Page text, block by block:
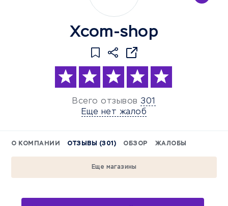
Xcom-shop
Всего отзывов 301
Еще нет жалоб
О КОМПАНИИ ОТЗЫВЫ (301) ОБЗОР ЖАЛОБЫ
Еще магазины